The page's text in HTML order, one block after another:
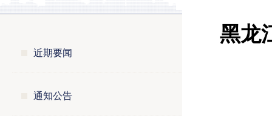
近期要闻
通知公告
黑龙